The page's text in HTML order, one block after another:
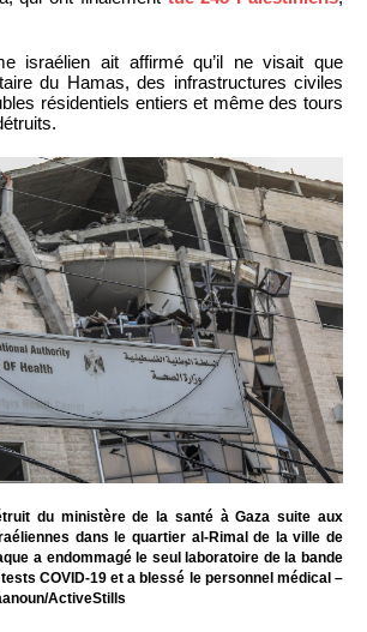
israélien ait affirmé qu’il ne visait que
du Hamas, des infrastructures civiles
résidentiels entiers et même des tours
du ministère de la santé à Gaza suite aux
dans le quartier al-Rimal de la ville de
a endommagé le seul laboratoire de la bande
COVID-19 et a blessé le personnel médical –
ActiveStills